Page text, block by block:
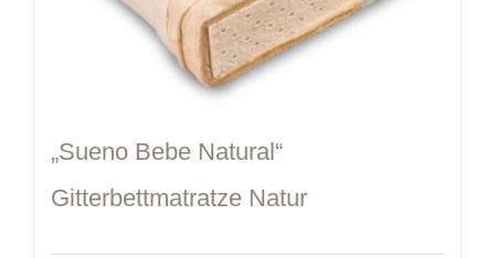
„Sueno Bebe Natural“
Gitterbettmatratze Natur